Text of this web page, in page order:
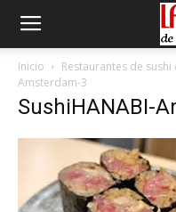
Inicio Restaurantes de
Amsterdam-3
SushiHANABI-